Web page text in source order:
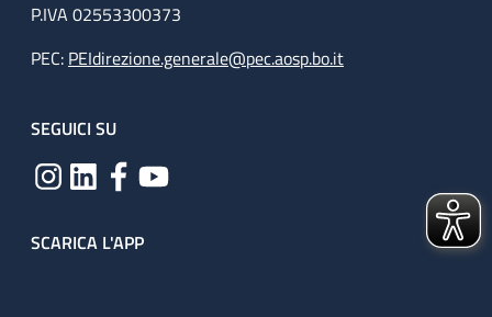
P.IVA 02553300373
PEC: PEIdirezione.generale@pec.aosp.bo.it
SEGUICI SU
SCARICA L'APP